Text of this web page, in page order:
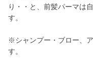
り・・と、前髪パーマは
す。
※シャンプー・ブロー、
す。